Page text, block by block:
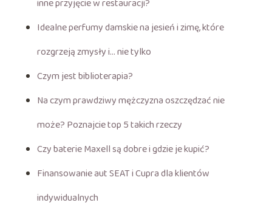
inne przyjęcie w restauracji?
Idealne perfumy damskie na jesień i zimę, które
rozgrzeją zmysły i… nie tylko
Czym jest biblioterapia?
Na czym prawdziwy mężczyzna oszczędzać nie
może? Poznajcie top 5 takich rzeczy
Czy baterie Maxell są dobre i gdzie je kupić?
Finansowanie aut SEAT i Cupra dla klientów
indywidualnych